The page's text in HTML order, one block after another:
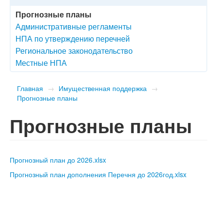
Прогнозные планы
Административные регламенты
НПА по утверждению перечней
Региональное законодательство
Местные НПА
Главная → Имущественная поддержка →
Прогнозные планы
Прогнозные планы
Прогнозный план до 2026.xlsx
Прогнозный план дополнения Перечня до 2026год.xlsx